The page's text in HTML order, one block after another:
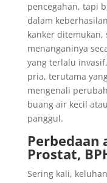
pencegahan, tapi
dalam
kanker
menanganinya
yang terlalu
pria, terutama
mengenali
buang air kecil
panggul.
Perbedaan
Prostat,
Sering kali,